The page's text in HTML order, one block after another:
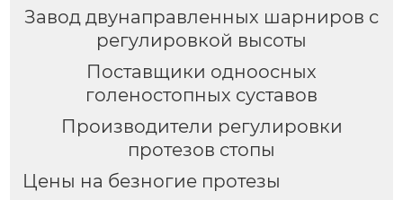
Завод двунаправленных шарниров с
регулировкой высоты
Поставщики одноосных
голеностопных суставов
Производители регулировки
протезов стопы
Цены на безногие протезы